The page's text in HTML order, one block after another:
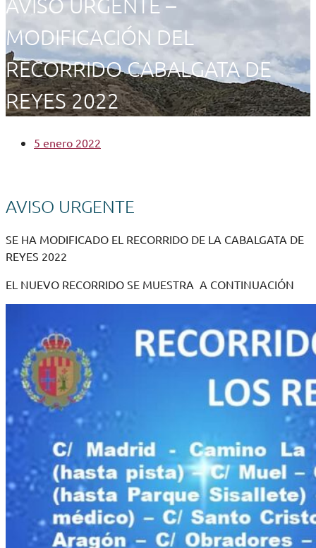
MODIFICACIÓN DEL
RECORRIDO CABALGATA DE
REYES 2022
5 enero 2022
AVISO URGENTE
SE HA MODIFICADO EL RECORRIDO DE LA CABALGATA DE
REYES 2022
EL NUEVO RECORRIDO SE MUESTRA A CONTINUACIÓN